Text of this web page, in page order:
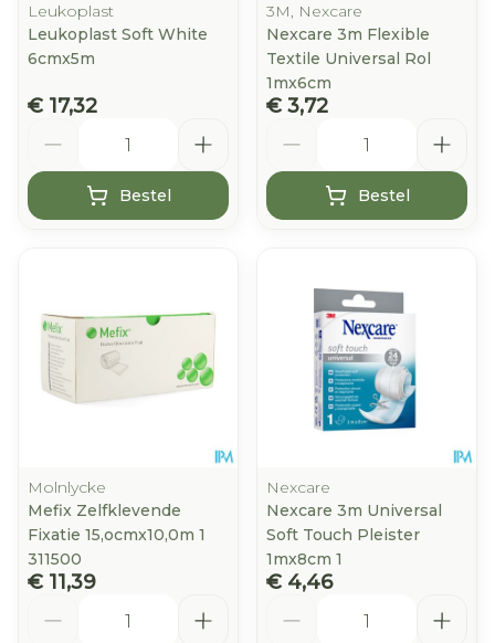
Leukoplast
Leukoplast Soft White
6cmx5m
€ 17,32
Bestel
3M, Nexcare
Nexcare 3m Flexible
Textile Universal Rol
1mx6cm
€ 3,72
Bestel
Molnlycke
Mefix Zelfklevende
Fixatie 15,ocmx10,0m 1
311500
€ 11,39
Nexcare
Nexcare 3m Universal
Soft Touch Pleister
1mx8cm 1
€ 4,46